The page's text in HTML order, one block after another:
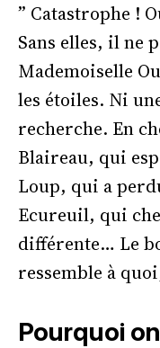
” Catastrophe !
Sans elles, il ne
Mademoiselle
les étoiles. Ni
recherche. En
Blaireau, qui
Loup, qui a
Ecureuil, qui
différente… Le
ressemble à
Pourquoi